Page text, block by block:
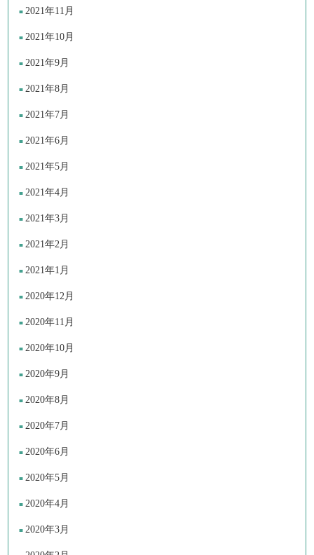
2021年11月
2021年10月
2021年9月
2021年8月
2021年7月
2021年6月
2021年5月
2021年4月
2021年3月
2021年2月
2021年1月
2020年12月
2020年11月
2020年10月
2020年9月
2020年8月
2020年7月
2020年6月
2020年5月
2020年4月
2020年3月